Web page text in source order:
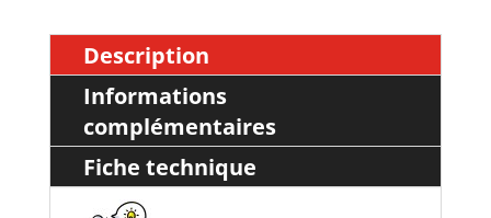
Description
Informations
complémentaires
Fiche technique